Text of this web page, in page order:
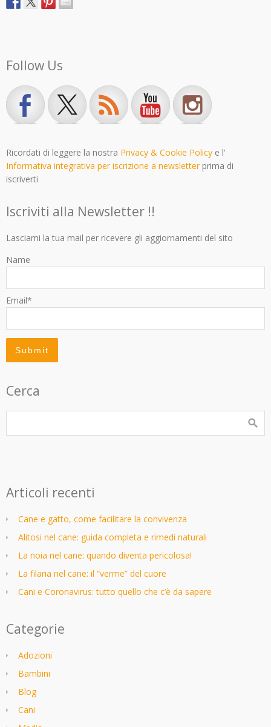
Follow Us
Ricordati di leggere la nostra Privacy & Cookie Policy e l'
Informativa integrativa per iscrizione a newsletterprima di
iscriverti
Iscriviti alla Newsletter !!
Lasciami la tua mail per ricevere gli aggiornamenti del sito
Name
Email*
Cerca
Articoli recenti
Cane e gatto, come facilitare la convivenza
Alitosi nel cane: guida completa e rimedi naturali
La noia nel cane: quando diventa pericolosa!
La filaria nel cane: il “verme” del cuore
Cani e Coronavirus: tutto quello che c’è da sapere
Categorie
Adozioni
Bambini
Blog
Cani